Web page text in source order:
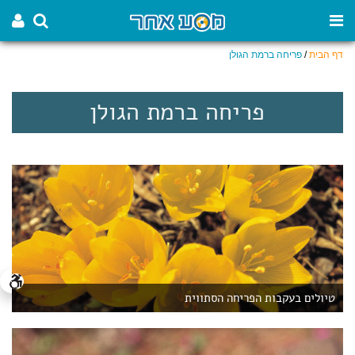
דף הבית/ פריחה ברמת הגולן
פריחה ברמת הגולן
טיולים בעקבות הפריחה הסתווית